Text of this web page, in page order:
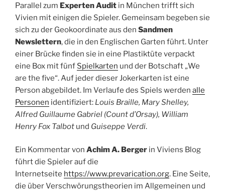
Parallel zum Experten Audit in München trifft sich
Vivien mit einigen die Spieler. Gemeinsam begeben sie
sich zu der Geokoordinate aus den Sandmen
Newslettern, die in den Englischen Garten führt. Unter
einer Brücke finden sie in eine Plastiktüte verpackt
eine Box mit fünf Spielkarten und der Botschaft „We
are the five“. Auf jeder dieser Jokerkarten ist eine
Person abgebildet. Im Verlaufe des Spiels werden alle
Personen identifiziert: Louis Braille, Mary Shelley,
Alfred Guillaume Gabriel (Count d’Orsay), William
Henry Fox Talbot und Guiseppe Verdi.
Ein Kommentar von Achim A. Berger in Viviens Blog
führt die Spieler auf die
Internetseite https://www.prevarication.org. Eine Seite,
die über Verschwörungstheorien im Allgemeinen und